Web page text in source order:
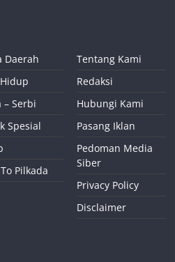
Daerah
– Serbi
Spesial
Pilkada
Tentang Kami
Redaksi
Hubungi Kami
Pasang Iklan
Pedoman Media
Siber
Privacy Policy
Disclaimer